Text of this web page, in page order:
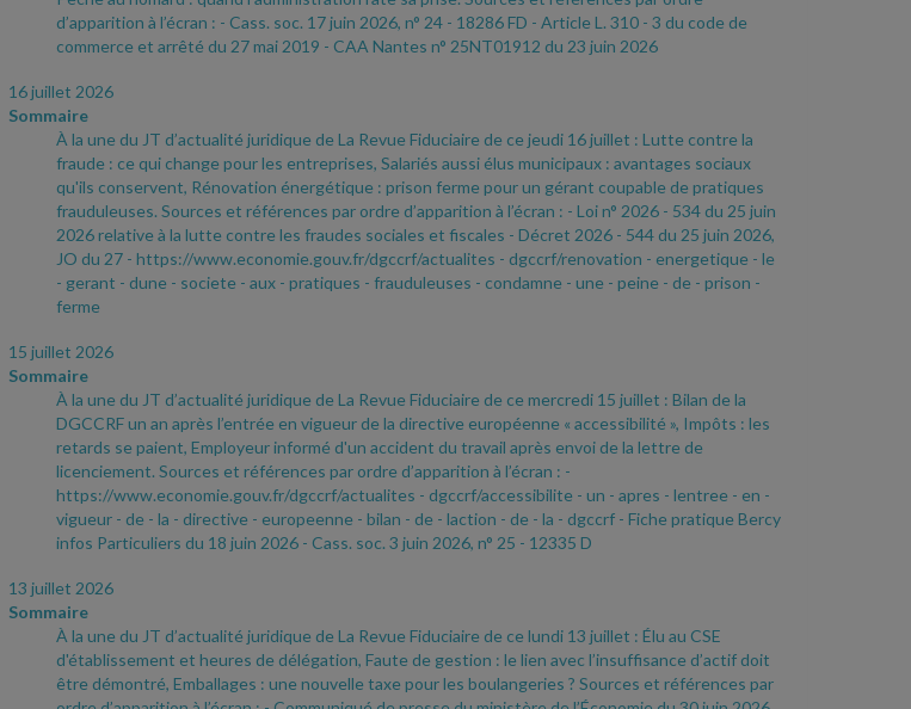
d’apparition à l’écran : - Cass. soc. 17 juin 2026, n° 24- 18286 FD - Article L. 310- 3 du code de
commerce et arrêté du 27 mai 2019 - CAA Nantes n° 25NT01912 du 23 juin 2026
16 juillet 2026
Sommaire
À la une du JT d’actualité juridique de La Revue Fiduciaire de ce jeudi 16 juillet : Lutte contre la
fraude : ce qui change pour les entreprises, Salariés aussi élus municipaux : avantages sociaux
qu'ils conservent, Rénovation énergétique : prison ferme pour un gérant coupable de pratiques
frauduleuses. Sources et références par ordre d’apparition à l’écran : - Loi n° 2026- 534 du 25 juin
2026 relative à la lutte contre les fraudes sociales et fiscales - Décret 2026- 544 du 25 juin 2026,
JO du 27 - https://www.economie.gouv.fr/dgccrf/actualites - dgccrf/renovation - energetique - le
- gerant - dune - societe - aux- pratiques - frauduleuses - condamne - une - peine - de - prison -
ferme
15 juillet 2026
Sommaire
À la une du JT d’actualité juridique de La Revue Fiduciaire de ce mercredi 15 juillet : Bilan de la
DGCCRF un an après l’entrée en vigueur de la directive européenne « accessibilité », Impôts : les
retards se paient, Employeur informé d'un accident du travail après envoi de la lettre de
licenciement. Sources et références par ordre d’apparition à l’écran : -
https://www.economie.gouv.fr/dgccrf/actualites - dgccrf/accessibilite - un - apres - lentree - en -
vigueur- de - la - directive - europeenne - bilan - de - laction - de - la - dgccrf - Fiche pratique Bercy
infos Particuliers du 18 juin 2026 - Cass. soc. 3 juin 2026, n° 25 - 12335 D
13 juillet 2026
Sommaire
À la une du JT d’actualité juridique de La Revue Fiduciaire de ce lundi 13 juillet : Élu au CSE
d'établissement et heures de délégation, Faute de gestion : le lien avec l’insuffisance d’actif doit
être démontré, Emballages : une nouvelle taxe pour les boulangeries ? Sources et références par